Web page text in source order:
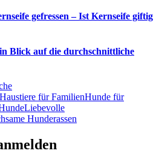
gefressen – Ist Kernseife giftig
Blick auf die durchschnittliche
Haustiere für FamilienHunde für
Liebevolle
Hunderassen